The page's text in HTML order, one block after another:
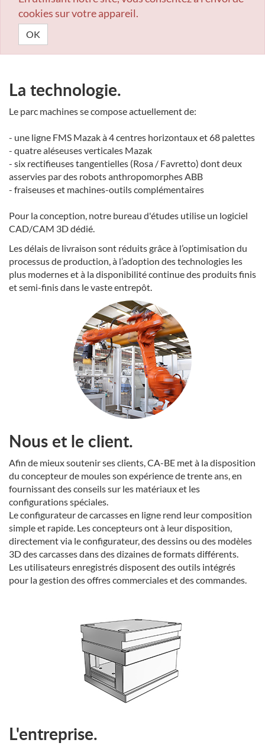
cookies sur votre appareil.
OK
La technologie.
Le parc machines se compose actuellement de:
- une ligne FMS Mazak à 4 centres horizontaux et 68 palettes
- quatre aléseuses verticales Mazak
- six rectifieuses tangentielles (Rosa / Favretto) dont deux
asservies par des robots anthropomorphes ABB
- fraiseuses et machines-outils complémentaires
Pour la conception, notre bureau d'études utilise un logiciel
CAD/CAM 3D dédié.
Les délais de livraison sont réduits grâce à l’optimisation du
processus de production, à l’adoption des technologies les
plus modernes et à la disponibilité continue des produits finis
et semi-finis dans le vaste entrepôt.
Nous et le client.
Afin de mieux soutenir ses clients, CA-BE met à la disposition
du concepteur de moules son expérience de trente ans, en
fournissant des conseils sur les matériaux et les
configurations spéciales.
Le configurateur de carcasses en ligne rend leur composition
simple et rapide. Les concepteurs ont à leur disposition,
directement via le configurateur, des dessins ou des modèles
3D des carcasses dans des dizaines de formats différents.
Les utilisateurs enregistrés disposent des outils intégrés
pour la gestion des offres commerciales et des commandes.
L'entreprise.